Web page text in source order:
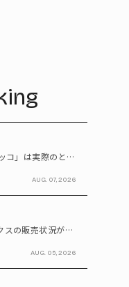
軽EV「ラッコ」は実際のところ売れているのか! BYDに最新の販売状況を聞く
AUG. 07, 2026
日産キックスの販売状況が判明! 受注台数1.1台超、どんな人が買っている?
AUG. 05, 2026